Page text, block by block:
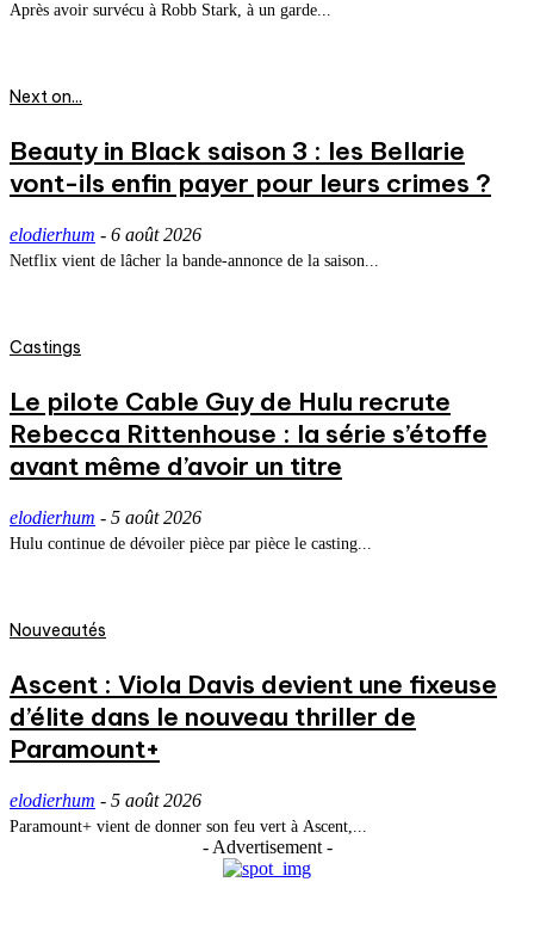
Après avoir survécu à Robb Stark, à un garde...
Next on...
Beauty in Black saison 3 : les Bellarie
vont-ils enfin payer pour leurs crimes ?
elodierhum - 6 août 2026
Netflix vient de lâcher la bande-annonce de la saison...
Castings
Le pilote Cable Guy de Hulu recrute
Rebecca Rittenhouse : la série s’étoffe
avant même d’avoir un titre
elodierhum - 5 août 2026
Hulu continue de dévoiler pièce par pièce le casting...
Nouveautés
Ascent : Viola Davis devient une fixeuse
d’élite dans le nouveau thriller de
Paramount+
elodierhum - 5 août 2026
Paramount+ vient de donner son feu vert à Ascent,...
- Advertisement -